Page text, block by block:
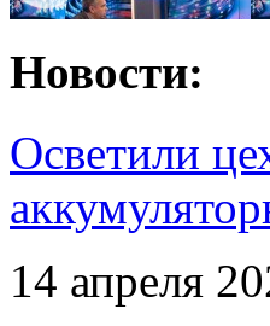
Новости:
Осветили
14 апреля